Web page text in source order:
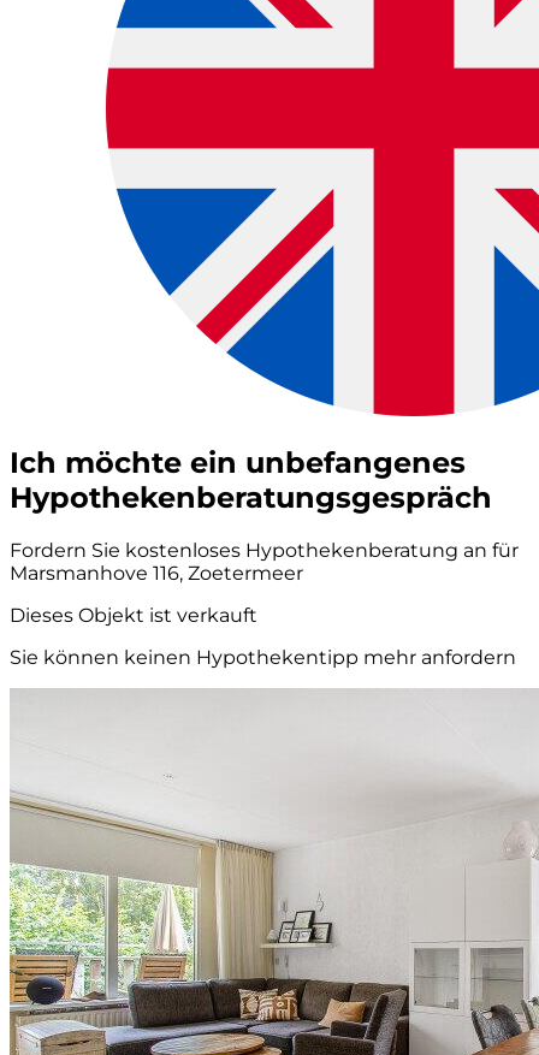
Ich möchte ein unbefangenes
Hypothekenberatungsgespräch
Fordern Sie kostenloses Hypothekenberatung an für
Marsmanhove 116, Zoetermeer
Dieses Objekt ist verkauft
Sie können keinen Hypothekentipp mehr anfordern